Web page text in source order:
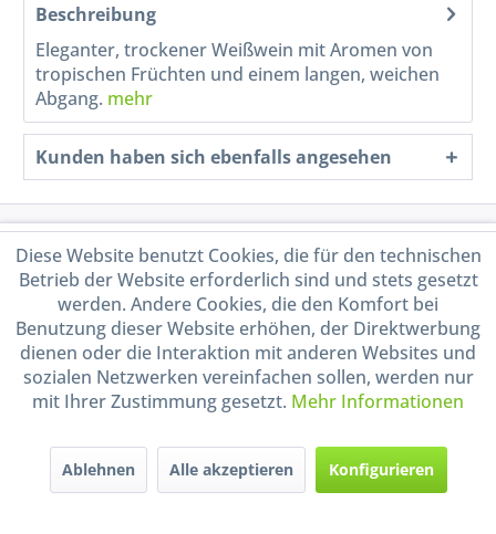
Beschreibung
Eleganter, trockener Weißwein mit Aromen von
tropischen Früchten und einem langen, weichen
Abgang. mehr
Kunden haben sich ebenfalls angesehen
Service Hotline
Shop Service
Informationen
Handel mit BIO-Weinen
durch DE-ÖKO-009
Diese Website benutzt Cookies, die für den technischen
Betrieb der Website erforderlich sind und stets gesetzt
werden. Andere Cookies, die den Komfort bei
Benutzung dieser Website erhöhen, der Direktwerbung
dienen oder die Interaktion mit anderen Websites und
sozialen Netzwerken vereinfachen sollen, werden nur
mit Ihrer Zustimmung gesetzt. Mehr Informationen
Ablehnen Alle akzeptieren Konfigurieren